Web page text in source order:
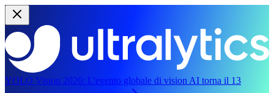
YOLO Vision 2026: L'evento globale di vision AI torna il 13